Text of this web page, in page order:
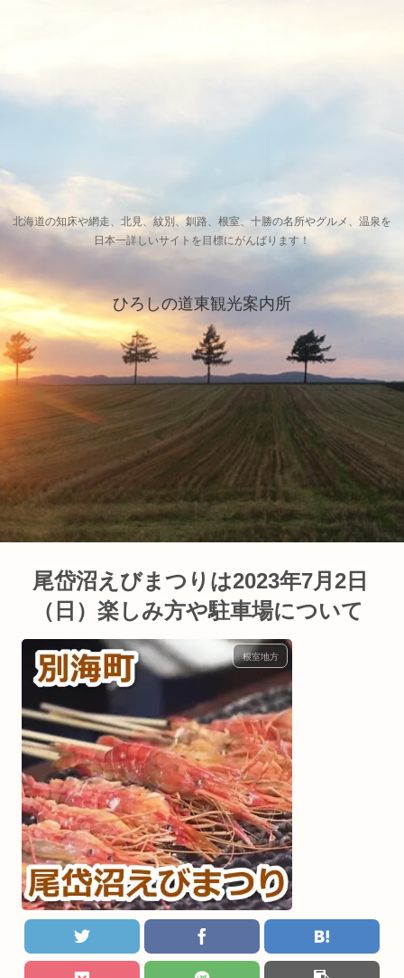
北海道の知床や網走、北見、紋別、釧路、根室、十勝の名所やグルメ、温泉を
日本一詳しいサイトを目標にがんばります！
ひろしの道東観光案内所
尾岱沼えびまつりは2023年7月2日
（日）楽しみ方や駐車場について
根室地方